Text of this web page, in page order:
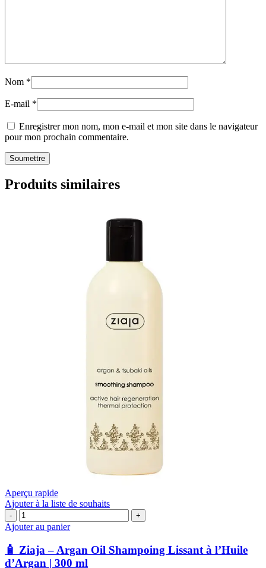
Nom *
E-mail *
Enregistrer mon nom, mon e-mail et mon site dans le navigateur
pour mon prochain commentaire.
Produits similaires
Aperçu rapide
Ajouter à la liste de souhaits
quantité
de
Ziaja
–
Ajouter au panier
🧴 Ziaja – Argan Oil Shampoing Lissant à l’Huile
d’Argan | 300 ml